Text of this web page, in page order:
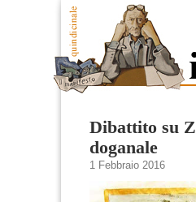
Dibattito su
doganale
1 Febbraio 2016